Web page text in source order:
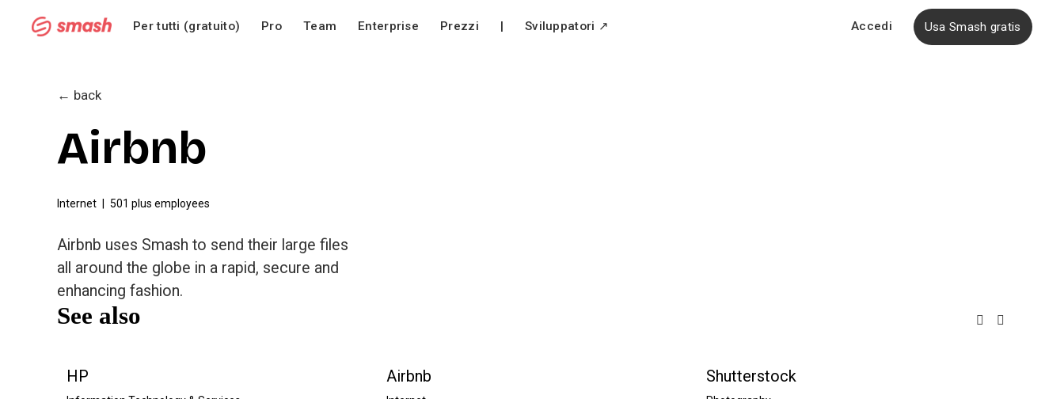
Per tutti (gratuito) Pro Team Enterprise Prezzi Sviluppatori ↗ Accedi Usa Smash gratis
Airbnb
← back
Internet 501 plus employees
Airbnb uses Smash to send their large files
all around the globe in a rapid, secure and
enhancing fashion.
See also
HP Airbnb Shutterstock